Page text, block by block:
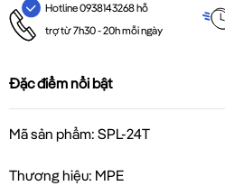
Hotline 0938143268 hỗ
trợ từ 7h30 - 20h mỗi ngày
Đặc điểm nổi bật
Mã sản phẩm: SPL-24T
Thương hiệu: MPE